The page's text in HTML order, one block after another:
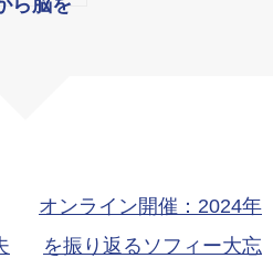
ら脳を
ングブ
オンライン開催：2024年
を振り返るソフィー大忘